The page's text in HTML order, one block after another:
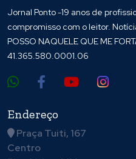
Jornal Ponto -19 anos de
compromisso com o leitor.
POSSO NAQUELE QUE ME
41.365.580.0001.06
Endereço
Praça Tuiti, 167
Centro